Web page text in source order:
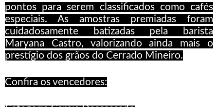
pontos para serem classificados como cafés
especiais. As amostras premiadas foram
cuidadosamente batizadas pela barista
Maryana Castro, valorizando ainda mais o
prestígio dos grãos do Cerrado Mineiro.
Confira os vencedores: